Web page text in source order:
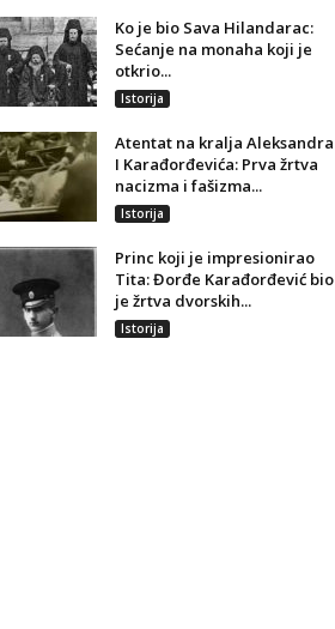
Ko je bio Sava Hilandarac:
Sećanje na monaha koji je
otkrio...
Istorija
Atentat na kralja Aleksandra
I Karađorđevića: Prva žrtva
nacizma i fašizma...
Istorija
Princ koji je impresionirao
Tita: Đorđe Karađorđević bio
je žrtva dvorskih...
Istorija